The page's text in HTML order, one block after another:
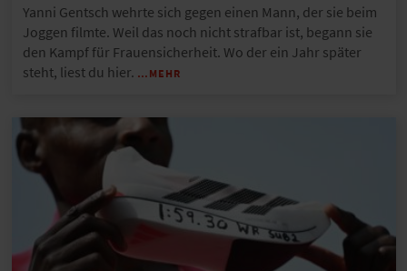
Yanni Gentsch wehrte sich gegen einen Mann, der sie beim
Joggen filmte. Weil das noch nicht strafbar ist, begann sie
den Kampf für Frauensicherheit. Wo der ein Jahr später
steht, liest du hier. …MEHR